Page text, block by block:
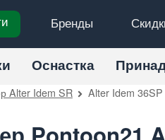
Бренды
Оснастка
Alter Idem SR Alter Idem